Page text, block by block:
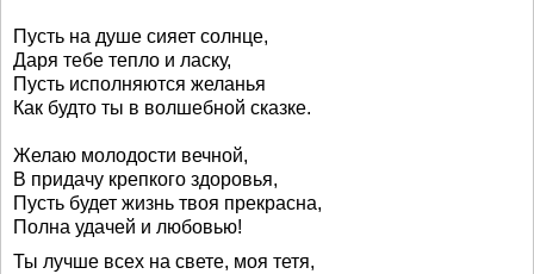
Пусть на душе сияет солнце,
Даря тебе тепло и ласку,
Пусть исполняются желанья
Как будто ты в волшебной сказке.
Желаю молодости вечной,
В придачу крепкого здоровья,
Пусть будет жизнь твоя прекрасна,
Полна удачей и любовью!
Ты лучше всех на свете, моя тетя,